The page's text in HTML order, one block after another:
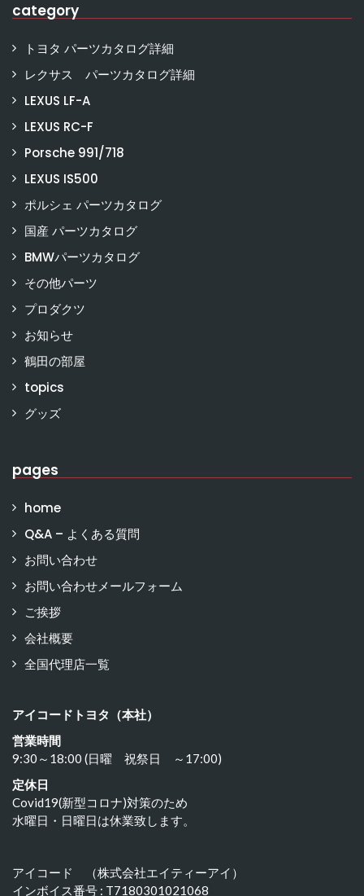
category
トヨタ パーツカタログ詳細
レクサス パーツカタログ詳細
LEXUS LF-A
LEXUS RC-F
Porsche 991/718
LEXUS IS500
ポルシェ パーツカタログ
国産 パーツカタログ
BMWパーツカタログ
その他パーツ
プロダクツ
お知らせ
鶴田の部屋
topics
グッズ
pages
home
Q&A – よくある質問
お問い合わせ
お問い合わせメールフォーム
ご挨拶
会社概要
全国代理店一覧
アイコードトヨタ（本社）
営業時間
9:30～18:00 (日曜 祝祭日 ～17:00)
定休日
Covid19(新型コロナ)対策のため
水曜日・日曜日は休業致します。
アイコード （株式会社エイティーアイ）
インボイス番号 : T7180301021068